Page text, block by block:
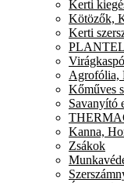
Kerti
Kötözők,
Kerti
Agrofólia,
Kőműves
Savanyító
Kanna,
Zsákok